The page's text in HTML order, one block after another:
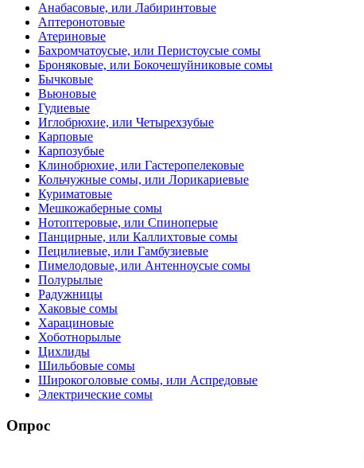
Анабасовые, или Лабиринтовые
Аптеронотовые
Атериновые
Бахромчатоусые, или Перистоусые сомы
Броняковые, или Бокочешуйниковые сомы
Бычковые
Вьюновые
Гудиевые
Иглобрюхие, или Четырехзубые
Карповые
Карпозубые
Клинобрюхие, или Гастеропелековые
Кольчужные сомы, или Лорикариевые
Куриматовые
Мешкожаберные сомы
Нотоптеровые, или Cпиноперые
Панцирные, или Каллихтовые сомы
Пецилиевые, или Гамбузиевые
Пимелодовые, или Антенноусые сомы
Полурылые
Радужницы
Хаковые сомы
Харациновые
Хоботнорылые
Цихлиды
Шильбовые сомы
Широкоголовые сомы, или Аспредовые
Электрические сомы
Опрос